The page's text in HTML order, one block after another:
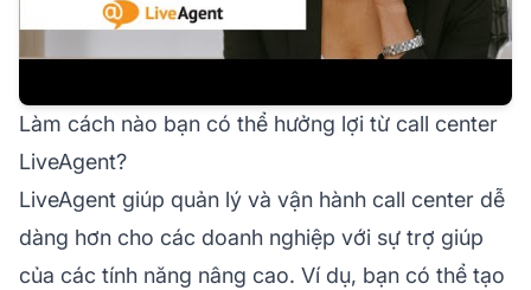
Làm cách nào bạn có thể hưởng lợi từ call center
LiveAgent?
LiveAgent giúp quản lý và vận hành call center dễ
dàng hơn cho các doanh nghiệp với sự trợ giúp
của các tính năng nâng cao. Ví dụ, bạn có thể tạo